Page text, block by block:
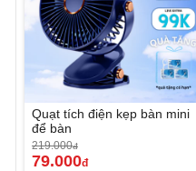
Quạt tích điện kẹp bàn mini
để bàn
219.000đ
79.000đ